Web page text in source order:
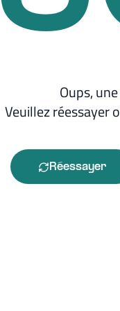
Oups,
Veuillez réessayer
Réessayer